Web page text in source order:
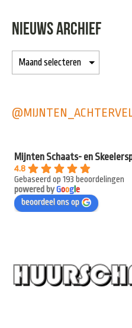
NIEUWS ARCHIEF
Mijnten Schaats- en
4.8
Gebaseerd op 193 beoordelingen
powered byGooge
beoordeel ons op